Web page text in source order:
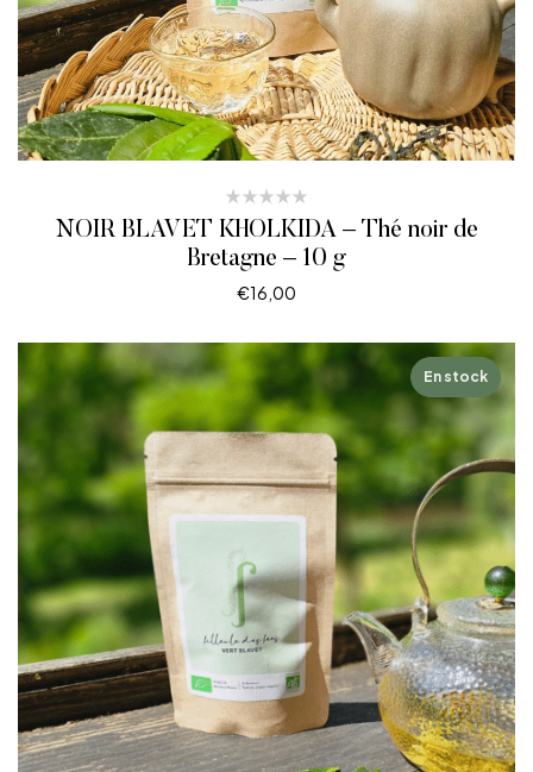
NOIR BLAVET KHOLKIDA – Thé noir de
Bretagne – 10 g
€16,00
En stock